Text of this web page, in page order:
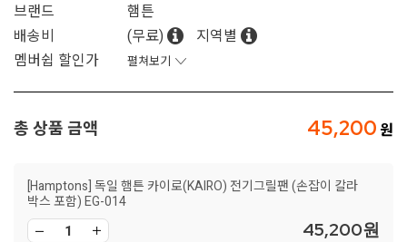
브랜드
햄튼
배송비
(무료)
지역별
멤버쉽 할인가
펼쳐보기
총 상품 금액 45,200
[Hamptons] 독일 햄튼 카이로(KAIRO) 전기그릴팬 (손잡이 칼라
박스 포함) EG-014
45,200원